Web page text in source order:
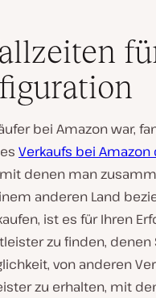
bei Amazon war,
Verkaufs bei
denen man
anderen Land
ist es für Ihren
zu finden, denen
von anderen
zu erhalten, mit